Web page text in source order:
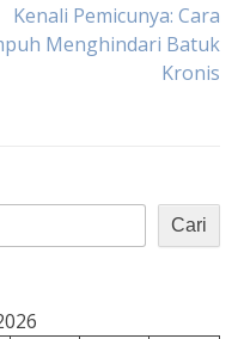
Kenali Pemicunya: Cara
Menghindari Batuk
Kronis
Cari